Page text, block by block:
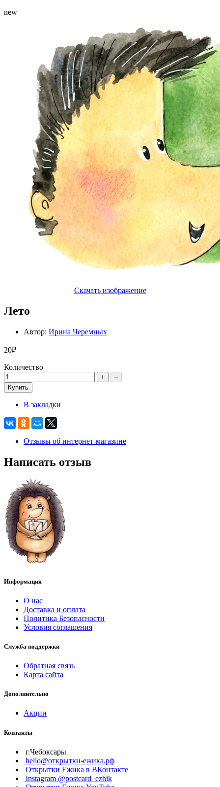
new
Скачать изображение
Лето
Автор: Ирина Черемных
20₽
Количество
+
–
Купить
В закладки
Отзывы об интернет-магазине
Написать отзыв
Информация
О нас
Доставка и оплата
Политика Безопасности
Условия соглашения
Служба поддержки
Обратная связь
Карта сайта
Дополнительно
Акции
Контакты
г.Чебоксары
hello@открытки-ежика.рф
Открытки Ежика в ВКонтакте
Instagram @postcard_ezhik